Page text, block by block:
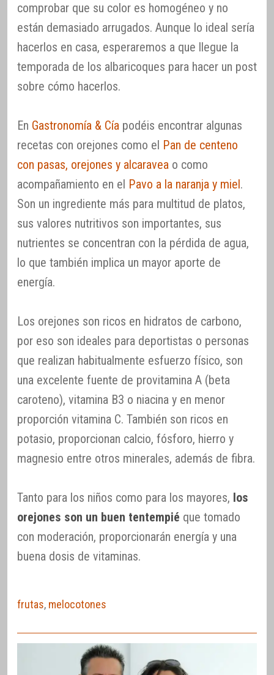
comprobar que su color es homogéneo y no
están demasiado arrugados. Aunque lo ideal sería
hacerlos en casa, esperaremos a que llegue la
temporada de los albaricoques para hacer un post
sobre cómo hacerlos.
En Gastronomía & Cía podéis encontrar algunas
recetas con orejones como el Pan de centeno
con pasas, orejones y alcaravea o como
acompañamiento en el Pavo a la naranja y miel .
Son un ingrediente más para multitud de platos,
sus valores nutritivos son importantes, sus
nutrientes se concentran con la pérdida de agua,
lo que también implica un mayor aporte de
energía.
Los orejones son ricos en hidratos de carbono,
por eso son ideales para deportistas o personas
que realizan habitualmente esfuerzo físico, son
una excelente fuente de provitamina A (beta
caroteno), vitamina B3 o niacina y en menor
proporción vitamina C. También son ricos en
potasio, proporcionan calcio, fósforo, hierro y
magnesio entre otros minerales, además de fibra.
Tanto para los niños como para los mayores, los
orejones son un buen tentempié que tomado
con moderación, proporcionarán energía y una
buena dosis de vitaminas.
frutas, melocotones